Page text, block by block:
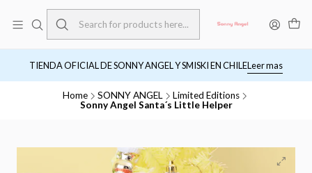
TIENDA OFICIAL DE SONNY ANGEL Y SMISKI EN CHILELeer mas
Home SONNY ANGEL
Limited Editions
Sonny Angel Santa´s Little Helper